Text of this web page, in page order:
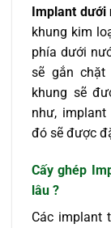
Implant dưới
khung kim
phía dưới
sẽ gắn chặt
khung sẽ
như,
đó sẽ được
Cấy ghép
lâu ?
Các implant